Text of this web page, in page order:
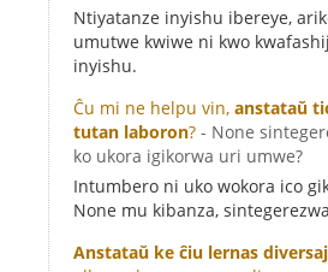
Ntiyatanze inyishu ibereye,
umutwe kwiwe ni kwo
inyishu.
Ĉu mi ne helpu vin, anstataŭ
tutan laboron? - None
ko ukora igikorwa uri umwe?
Intumbero ni uko wokora ico
None mu kibanza,
Anstataŭ ke ĉiu lernas